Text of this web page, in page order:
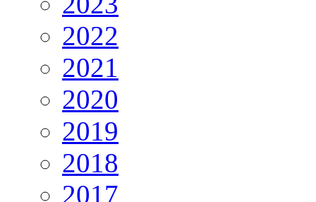
2022
2021
2020
2019
2018
2017